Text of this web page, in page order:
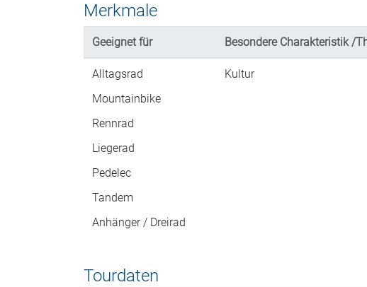
Merkmale
Geeignet für Besondere Charakteristik /
Alltagsrad
Mountainbike
Rennrad
Liegerad
Pedelec
Tandem
Anhänger / Dreirad
Kultur
Tourdaten